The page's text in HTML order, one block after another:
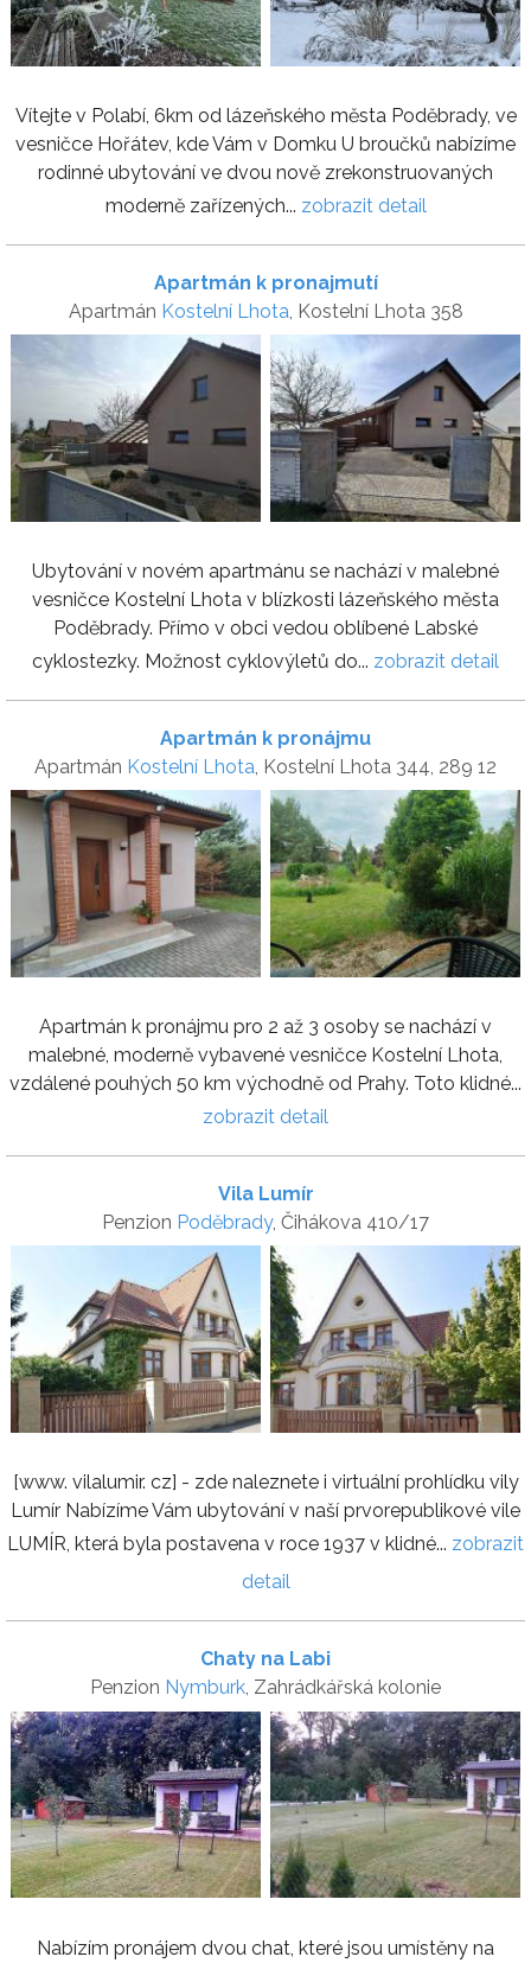
Vítejte v Polabí, 6km od lázeňského města Poděbrady, ve
vesničce Hořátev, kde Vám v Domku U broučků nabízíme
rodinné ubytování ve dvou nově zrekonstruovaných
moderně zařízených... zobrazit detail
Apartmán k pronajmutí
Apartmán Kostelní Lhota, Kostelní Lhota 358
Ubytování v novém apartmánu se nachází v malebné
vesničce Kostelní Lhota v blízkosti lázeňského města
Poděbrady. Přímo v obci vedou oblíbené Labské
cyklostezky. Možnost cyklovýletů do... zobrazit detail
Apartmán k pronájmu
Apartmán Kostelní Lhota, Kostelní Lhota 344, 289 12
Apartmán k pronájmu pro 2 až 3 osoby se nachází v
malebné, moderně vybavené vesničce Kostelní Lhota,
vzdálené pouhých 50 km východně od Prahy. Toto klidné...
zobrazit detail
Vila Lumír
Penzion Poděbrady, Čihákova 410/17
[www. vilalumir. cz] - zde naleznete i virtuální prohlídku vily
Lumír Nabízíme Vám ubytování v naší prvorepublikové vile
LUMÍR, která byla postavena v roce 1937 v klidné... zobrazit
detail
Chaty na Labi
Penzion Nymburk, Zahrádkářská kolonie
Nabízím pronájem dvou chat, které jsou umístěny na